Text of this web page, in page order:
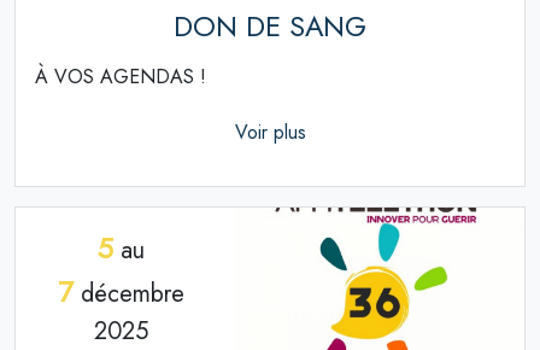
DON DE SANG
À VOS AGENDAS !
Voir plus
5 au
7décembre
2025